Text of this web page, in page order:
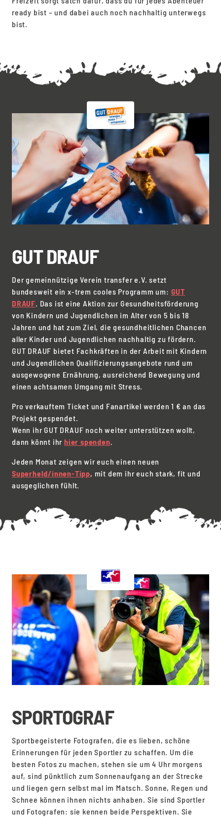
ready bist – und dabei auch noch nachhaltig unterwegs
bist.
GUT DRAUF
Der gemeinnützige Verein transfer e.V. setzt
bundesweit ein x-trem cooles Programm um: GUT
DRAUF . Das ist eine Aktion zur Gesundheitsförderung
von Kindern und Jugendlichen im Alter von 5 bis 18
Jahren und hat zum Ziel, die gesundheitlichen Chancen
aller Kinder und Jugendlichen nachhaltig zu fördern.
GUT DRAUF bietet Fachkräften in der Arbeit mit Kindern
und Jugendlichen Qualifizierungsangebote rund um
ausgewogene Ernährung, ausreichend Bewegung und
einen achtsamen Umgang mit Stress.
Pro verkauftem Ticket und Fanartikel werden 1 € an das
Projekt gespendet.
Wenn ihr GUT DRAUF noch weiter unterstützen wollt,
dann könnt ihrhier spenden
Jeden Monat zeigen wir euch einen neuen
Superheld/innen-Tipp, mit dem ihr euch stark, fit und
ausgeglichen fühlt.
SPORTOGRAF
Sportbegeisterte Fotografen, die es lieben, schöne
Erinnerungen für jeden Sportler zu schaffen. Um die
besten Fotos zu machen, stehen sie um 4 Uhr morgens
auf, sind pünktlich zum Sonnenaufgang an der Strecke
und liegen gern selbst mal im Matsch. Sonne, Regen und
Schnee können ihnen nichts anhaben. Sie sind Sportler
und Fotografen: sie kennen beide Perspektiven. Sie